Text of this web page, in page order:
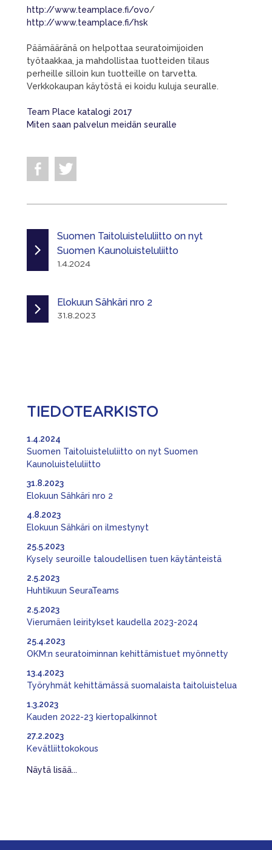
http://www.teamplace.fi/ovo/
http://www.teamplace.fi/hsk
Päämääränä on helpottaa seuratoimijoiden
työtaakkaa, ja mahdollistaa tuotteiden tilaus
perheille silloin kun tuotteille on tarvetta.
Verkkokaupan käytöstä ei koidu kuluja seuralle.
Team Place katalogi 2017
Miten saan palvelun meidän seuralle
Suomen Taitoluisteluliitto on nyt
Suomen Kaunoluisteluliitto
1.4.2024
Elokuun Sähkäri nro 2
31.8.2023
TIEDOTEARKISTO
Suomen Taitoluisteluliitto on nyt Suomen
Kaunoluisteluliitto
1.4.2024
Elokuun Sähkäri nro 2
31.8.2023
Elokuun Sähkäri on ilmestynyt
4.8.2023
Kysely seuroille taloudellisen tuen käytänteistä
25.5.2023
Huhtikuun SeuraTeams
2.5.2023
Vierumäen leiritykset kaudella 2023-2024
2.5.2023
OKM:n seuratoiminnan kehittämistuet myönnetty
25.4.2023
Työryhmät kehittämässä suomalaista taitoluistelua
13.4.2023
Kauden 2022-23 kiertopalkinnot
1.3.2023
Kevätliittokokous
27.2.2023
Näytä lisää...